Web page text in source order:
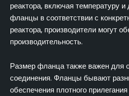
реактора, включая температуру
фланцы в соответствии с
реактора, производители могут
производительность.
Размер фланца также важен для
соединения. Фланцы бывают
обеспечения плотного